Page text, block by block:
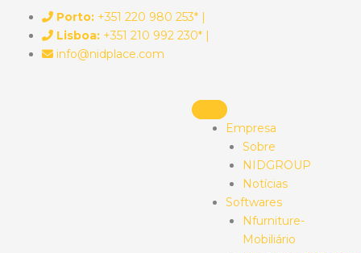
content
Porto: +351 220 980 253* |
Lisboa: +351 210 992 230* |
info@nidplace.com
Empresa
Sobre
NIDGROUP
Notícias
Softwares
Nfurniture-
Mobiliário